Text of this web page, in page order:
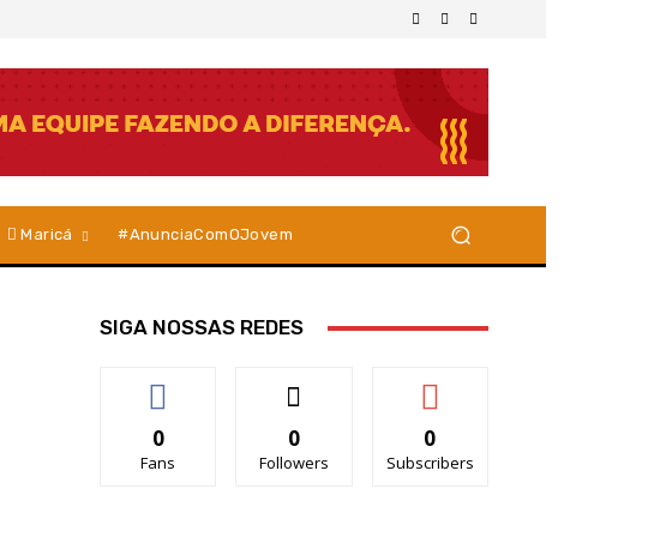
Maricá #AnunciaComOJovem
SIGA NOSSAS REDES
0
Fans
0
Followers
0
Subscribers